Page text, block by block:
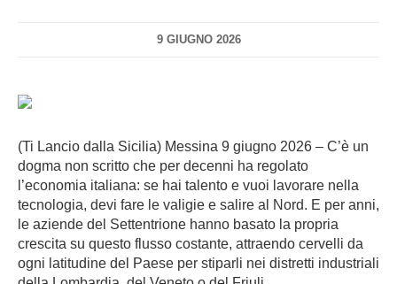
9 GIUGNO 2026
(Ti Lancio dalla Sicilia) Messina 9 giugno 2026 – C’è un
dogma non scritto che per decenni ha regolato
l’economia italiana: se hai talento e vuoi lavorare nella
tecnologia, devi fare le valigie e salire al Nord. E per anni,
le aziende del Settentrione hanno basato la propria
crescita su questo flusso costante, attraendo cervelli da
ogni latitudine del Paese per stiparli nei distretti industriali